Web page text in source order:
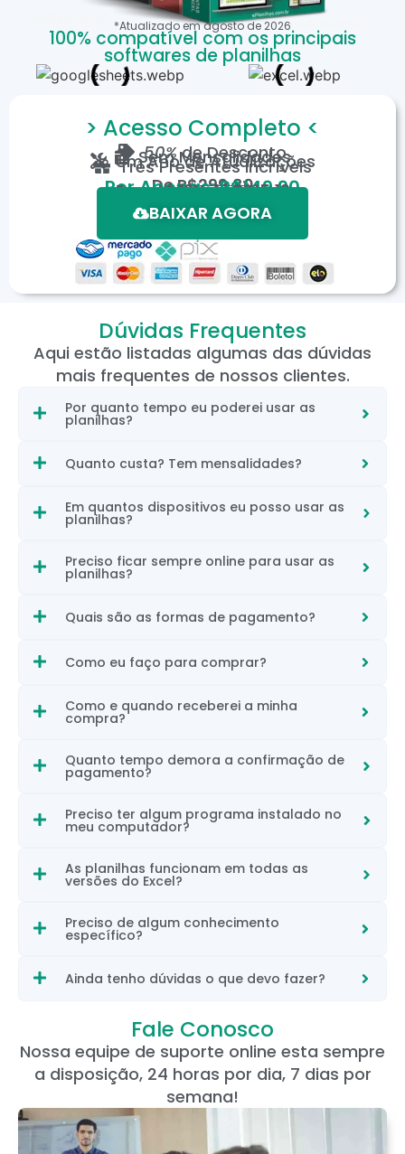
*Atualizado emagostode 2026
100% compatível com os principais
softwares de planilhas
> Acesso Completo <
50%de Desconto
Sem Mensalidades
Um Ano de Atualizações
Três Presentes Incríveis
DeR$299,80
Por Apenas: R$149,90
Em até 12X de R$15,19
*Oferta válida por tempo limitado.
BAIXAR AGORA
Dúvidas Frequentes
Aqui estão listadas algumas das dúvidas
mais frequentes de nossos clientes.
Por quanto tempo eu poderei usar as
planilhas?
Quanto custa? Tem mensalidades?
Em quantos dispositivos eu posso usar as
planilhas?
Preciso ficar sempre online para usar as
planilhas?
Quais são as formas de pagamento?
Como eu faço para comprar?
Como e quando receberei a minha
compra?
Quanto tempo demora a confirmação de
pagamento?
Preciso ter algum programa instalado no
meu computador?
As planilhas funcionam em todas as
versões do Excel?
Preciso de algum conhecimento
específico?
Ainda tenho dúvidas o que devo fazer?
Fale Conosco
Nossa equipe de suporte online esta sempre
a disposição, 24 horas por dia, 7 dias por
semana!